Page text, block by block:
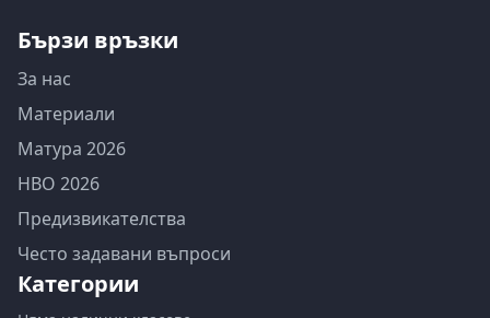
Бързи връзки
За нас
Материали
Матура 2026
НВО 2026
Предизвикателства
Често задавани въпроси
Категории